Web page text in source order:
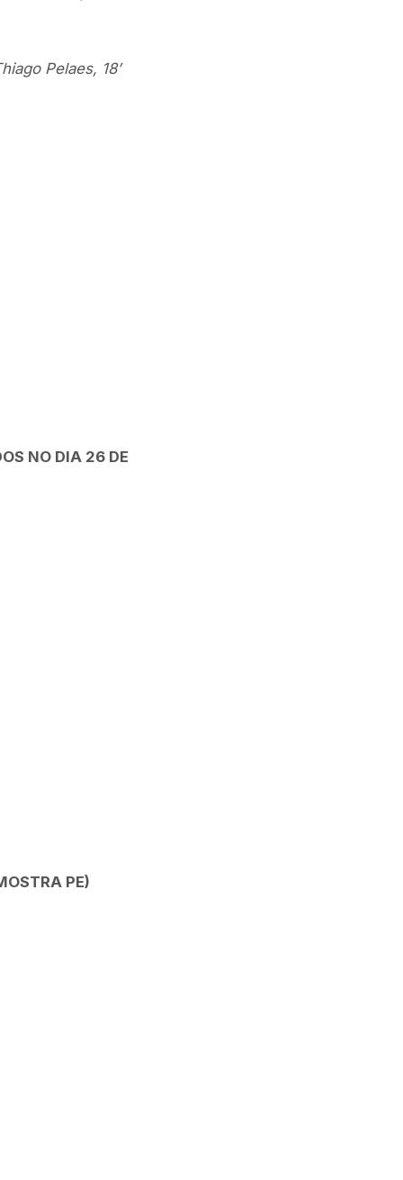
Pelaes, 18’
NO DIA 26 DE
PE)